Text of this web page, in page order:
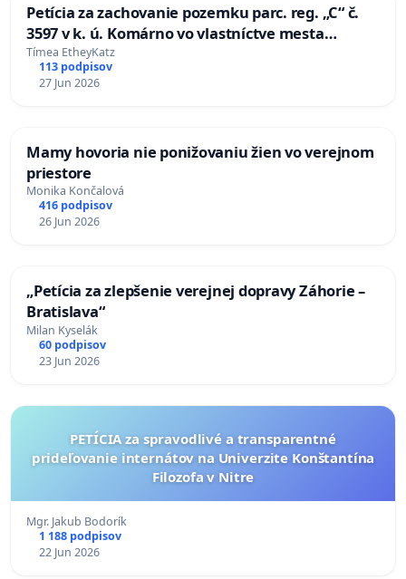
Petícia za zachovanie pozemku parc. reg. „C“ č.
3597 v k. ú. Komárno vo vlastníctve mesta
Komárno
Tímea EtheyKatz
113 podpisov
27 Jun 2026
Mamy hovoria nie ponižovaniu žien vo verejnom
priestore
Monika Končalová
416 podpisov
26 Jun 2026
„Petícia za zlepšenie verejnej dopravy Záhorie –
Bratislava“
Milan Kyselák
60 podpisov
23 Jun 2026
PETÍCIA za spravodlivé a transparentné
prideľovanie internátov na Univerzite Konštantína
Filozofa v Nitre
Mgr. Jakub Bodorík
1 188 podpisov
22 Jun 2026